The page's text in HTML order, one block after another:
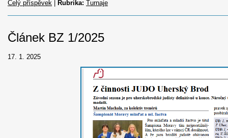
Celý příspěvek | Rubrika: Turnaje
Článek BZ 1/2025
17. 1. 2025